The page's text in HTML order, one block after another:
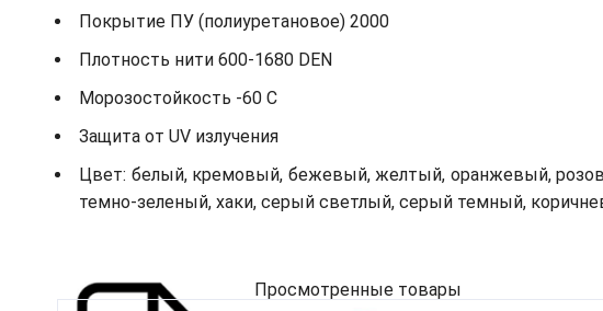
Покрытие ПУ (полиуретановое) 2000
Плотность нити 600-1680 DEN
Морозостойкость -60 С
Защита от UV излучения
Цвет: белый, кремовый, бежевый, желтый, оранжевый,
темно-зеленый, хаки, серый светлый, серый темный,
Просмотренные товары